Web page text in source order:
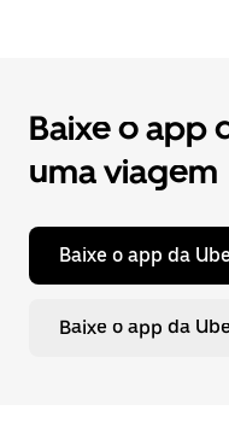
Baixe o app
uma viagem
Baixe o app da
Baixe o app da